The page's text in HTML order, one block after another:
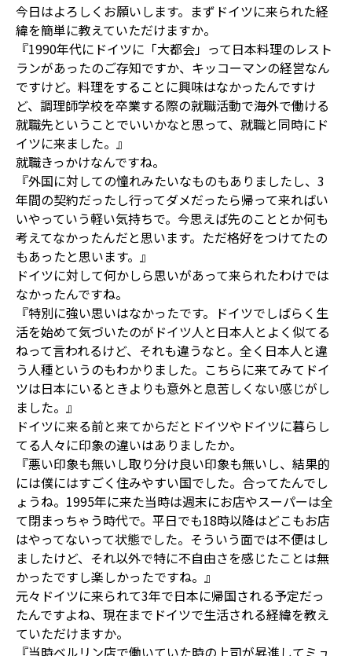
今日はよろしくお願いします。まずドイツに来られた経
緯を簡単に教えていただけますか。
『1990年代にドイツに「大都会」って日本料理のレスト
ランがあったのご存知ですか、キッコーマンの経営なん
ですけど。料理をすることに興味はなかったんですけ
ど、調理師学校を卒業する際の就職活動で海外で働ける
就職先ということでいいかなと思って、就職と同時にド
イツに来ました。』
就職きっかけなんですね。
『外国に対しての憧れみたいなものもありましたし、3
年間の契約だったし行ってダメだったら帰って来ればい
いやっていう軽い気持ちで。今思えば先のこととか何も
考えてなかったんだと思います。ただ格好をつけてたの
もあったと思います。』
ドイツに対して何かしら思いがあって来られたわけでは
なかったんですね。
『特別に強い思いはなかったです。ドイツでしばらく生
活を始めて気づいたのがドイツ人と日本人とよく似てる
ねって言われるけど、それも違うなと。全く日本人と違
う人種というのもわかりました。こちらに来てみてドイ
ツは日本にいるときよりも意外と息苦しくない感じがし
ました。』
ドイツに来る前と来てからだとドイツやドイツに暮らし
てる人々に印象の違いはありましたか。
『悪い印象も無いし取り分け良い印象も無いし、結果的
には僕にはすごく住みやすい国でした。合ってたんでし
ょうね。1995年に来た当時は週末にお店やスーパーは全
て閉まっちゃう時代で。平日でも18時以降はどこもお店
はやってないって状態でした。そういう面では不便はし
ましたけど、それ以外で特に不自由さを感じたことは無
かったですし楽しかったですね。』
元々ドイツに来られて3年で日本に帰国される予定だっ
たんですよね、現在までドイツで生活される経緯を教え
ていただけますか。
『当時ベルリン店で働いていた時の上司が昇進してミュ